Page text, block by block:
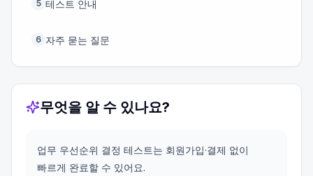
5 테스트 안내
6 자주 묻는 질문
무엇을 알 수 있나요?
업무 우선순위 결정 테스트는 회원가입·결제 없이
빠르게 완료할 수 있어요.